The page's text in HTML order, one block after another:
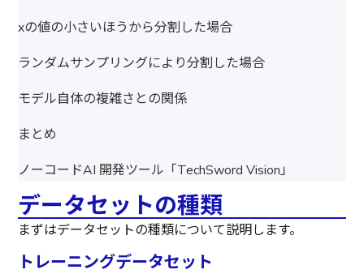
xの値の小さいほうから分割した場合
ランダムサンプリングにより分割した場合
モデル自体の複雑さとの関係
まとめ
ノーコードAI 開発ツール「TechSword Vision」
データセットの種類
まずはデータセットの種類について説明します。
トレーニングデータセット